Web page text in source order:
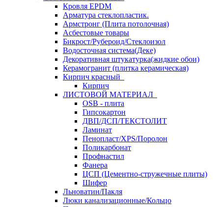
Кровля ЕРDM
Арматура стеклопластик.
Армстронг (Плита потолочная)
Асбестовые товары
Бикрост/Рубероид/Стеклоизол
Водосточная система(Деке)
Декоративная штукатурка(жидкие обои)
Керамогранит (плитка керамическая)
Кирпич красный
Кирпич
ЛИСТОВОЙ МАТЕРИАЛ
OSB - плита
Гипсокартон
ДВП/ДСП/ТЕКСТОЛИТ
Ламинат
Пенопласт/XPS/Поролон
Поликарбонат
Профнастил
Фанера
ЦСП (Цементно-стружечные плиты)
Шифер
Льноватин/Пакля
Люки канализационные/Кольцо